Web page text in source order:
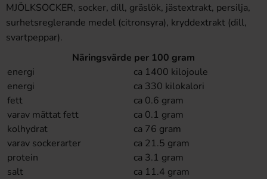
MJÖLKSOCKER, socker, dill, gräslök, jästextrakt, persilja,
surhetsreglerande medel (citronsyra), kryddextrakt (dill,
svartpeppar).
Näringsvärde per 100 gram
energi
ca 1400 kilojoule
energi
ca 330 kilokalori
fett
ca 0.6 gram
varav mättat fett
ca 0.1 gram
kolhydrat
ca 76 gram
varav sockerarter
ca 21.5 gram
protein
ca 3.1 gram
salt
ca 11.4 gram